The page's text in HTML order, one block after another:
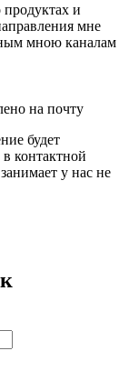
и
мне
мною каналам
на почту
будет
контактной
у нас не